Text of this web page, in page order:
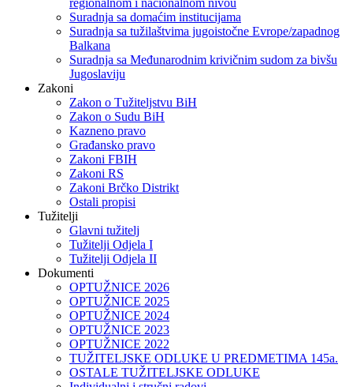
regionalnom i nacionalnom nivou
Suradnja sa domaćim institucijama
Suradnja sa tužilaštvima jugoistočne Evrope/zapadnog
Balkana
Suradnja sa Međunarodnim krivičnim sudom za bivšu
Jugoslaviju
Zakoni
Zakon o Тužiteljstvu BiH
Zakon o Sudu BiH
Kazneno pravo
Građansko pravo
Zakoni FBIH
Zakoni RS
Zakoni Brčko Distrikt
Ostali propisi
Tužitelji
Glavni tužitelj
Tužitelji Odjela I
Tužitelji Odjela II
Dokumenti
OPTUŽNICE 2026
OPTUŽNICE 2025
OPTUŽNICE 2024
OPTUŽNICE 2023
OPTUŽNICE 2022
TUŽITELJSKE ODLUKE U PREDMETIMA 145a.
OSTALE TUŽITELJSKE ODLUKE